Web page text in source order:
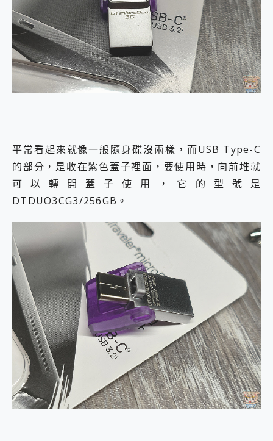
平常看起來就像一般隨身碟沒兩樣，而USB Type-C
的部分，是收在紫色蓋子裡面，要使用時，向前堆就
可以轉開蓋子使用，它的型號是
DTDUO3CG3/256GB。